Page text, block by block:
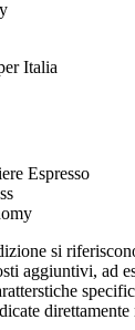
Italia
si
aggiuntivi, ad
direttamente